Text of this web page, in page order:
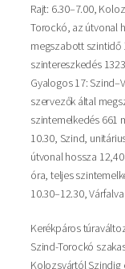
Rajt: 6.30–7.00,
Torockó, az útvonal
megszabott szintidő
szintereszkedés
Gyalogos 17:
szervezők által
szintemelkedés 661
10.30, Szind,
útvonal hossza
óra, teljes
10.30–12.30,
Kerékpáros
Szind-Torockó
Kolozsvártól Szindig